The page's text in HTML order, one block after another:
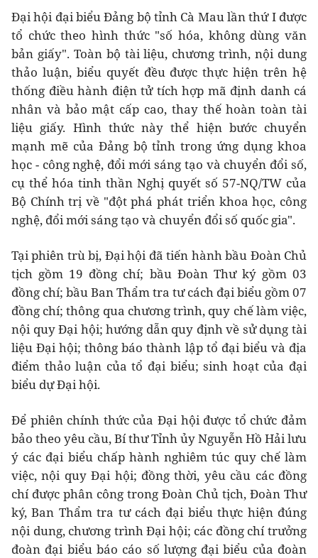
Đại hội đại biểu Đảng bộ tỉnh Cà Mau lần thứ I được
tổ chức theo hình thức "số hóa, không dùng văn
bản giấy". Toàn bộ tài liệu, chương trình, nội dung
thảo luận, biểu quyết đều được thực hiện trên hệ
thống điều hành điện tử tích hợp mã định danh cá
nhân và bảo mật cấp cao, thay thế hoàn toàn tài
liệu giấy. Hình thức này thể hiện bước chuyển
mạnh mẽ của Đảng bộ tỉnh trong ứng dụng khoa
học - công nghệ, đổi mới sáng tạo và chuyển đổi số,
cụ thể hóa tinh thần Nghị quyết số 57-NQ/TW của
Bộ Chính trị về "đột phá phát triển khoa học, công
nghệ, đổi mới sáng tạo và chuyển đổi số quốc gia".
Tại phiên trù bị, Đại hội đã tiến hành bầu Đoàn Chủ
tịch gồm 19 đồng chí; bầu Đoàn Thư ký gồm 03
đồng chí; bầu Ban Thẩm tra tư cách đại biểu gồm 07
đồng chí; thông qua chương trình, quy chế làm việc,
nội quy Đại hội; hướng dẫn quy định về sử dụng tài
liệu Đại hội; thông báo thành lập tổ đại biểu và địa
điểm thảo luận của tổ đại biểu; sinh hoạt của đại
biểu dự Đại hội.
Để phiên chính thức của Đại hội được tổ chức đảm
bảo theo yêu cầu, Bí thư Tỉnh ủy Nguyễn Hồ Hải lưu
ý các đại biểu chấp hành nghiêm túc quy chế làm
việc, nội quy Đại hội; đồng thời, yêu cầu các đồng
chí được phân công trong Đoàn Chủ tịch, Đoàn Thư
ký, Ban Thẩm tra tư cách đại biểu thực hiện đúng
nội dung, chương trình Đại hội; các đồng chí trưởng
đoàn đại biểu báo cáo số lượng đại biểu của đoàn